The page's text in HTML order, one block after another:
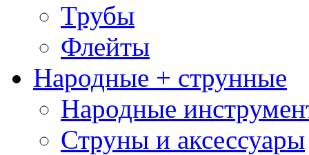
Трубы
Флейты
Народные + струнные
Народные
Струны и аксессуары